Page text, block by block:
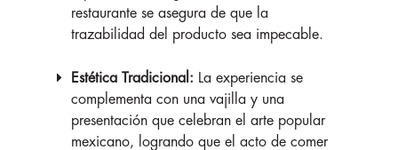
restaurante se asegura de que la
trazabilidad del producto sea impecable.
Estética Tradicional: La experiencia se
complementa con una vajilla y una
presentación que celebran el arte popular
mexicano, logrando que el acto de comer